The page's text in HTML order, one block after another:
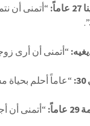
“أتمنى أن
“أتمنى أن أرى
“عاماً أحلم بحياة
“أتمنى أن